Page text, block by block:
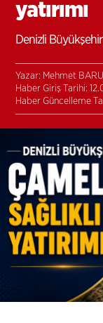
yatırımı
Denizli
Yazar: Mehmet
Haber Giriş Tarihi:
Haber Güncelleme